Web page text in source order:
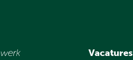
Vacatures